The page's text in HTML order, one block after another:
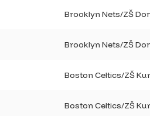
Brooklyn Nets/ZŠ
Brooklyn Nets/ZŠ
Boston Celtics/ZŠ
Boston Celtics/ZŠ